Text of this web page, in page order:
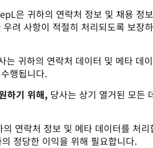
은 귀하의 연락처 정보 및 채용 정
려 사항이 적절히 처리되도록 보장
는 귀하의 연락처 데이터 및 메타 데
행됩니다.
하기 위해, 당사는 상기 열거된 모든
의 연락처 정보 및 메타 데이터를 처
정당한 이익을 위해 필요합니다.